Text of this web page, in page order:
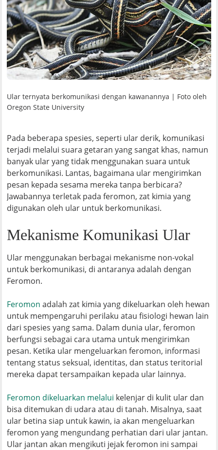
Ular ternyata berkomunikasi dengan kawanannya | Foto oleh
Oregon State University
Pada beberapa spesies, seperti ular derik, komunikasi
terjadi melalui suara getaran yang sangat khas, namun
banyak ular yang tidak menggunakan suara untuk
berkomunikasi. Lantas, bagaimana ular mengirimkan
pesan kepada sesama mereka tanpa berbicara?
Jawabannya terletak pada feromon, zat kimia yang
digunakan oleh ular untuk berkomunikasi.
Mekanisme Komunikasi Ular
Ular menggunakan berbagai mekanisme non-vokal
untuk berkomunikasi, di antaranya adalah dengan
Feromon.
Feromon adalah zat kimia yang dikeluarkan oleh hewan
untuk mempengaruhi perilaku atau fisiologi hewan lain
dari spesies yang sama. Dalam dunia ular, feromon
berfungsi sebagai cara utama untuk mengirimkan
pesan. Ketika ular mengeluarkan feromon, informasi
tentang status seksual, identitas, dan status teritorial
mereka dapat tersampaikan kepada ular lainnya.
Feromon dikeluarkan melalui kelenjar di kulit ular dan
bisa ditemukan di udara atau di tanah. Misalnya, saat
ular betina siap untuk kawin, ia akan mengeluarkan
feromon yang mengundang perhatian dari ular jantan.
Ular jantan akan mengikuti jejak feromon ini sampai